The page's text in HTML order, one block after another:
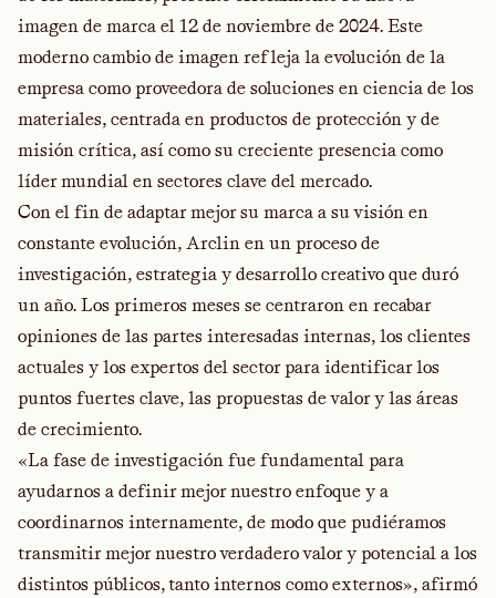
imagen de marca el 12 de noviembre de 2024. Este
moderno cambio de imagen refleja la evolución de la
empresa como proveedora de soluciones en ciencia de los
materiales, centrada en productos de protección y de
misión crítica, así como su creciente presencia como
líder mundial en sectores clave del mercado.
Con el fin de adaptar mejor su marca a su visión en
constante evolución, Arclin en un proceso de
investigación, estrategia y desarrollo creativo que duró
un año. Los primeros meses se centraron en recabar
opiniones de las partes interesadas internas, los clientes
actuales y los expertos del sector para identificar los
puntos fuertes clave, las propuestas de valor y las áreas
de crecimiento.
«La fase de investigación fue fundamental para
ayudarnos a definir mejor nuestro enfoque y a
coordinarnos internamente, de modo que pudiéramos
transmitir mejor nuestro verdadero valor y potencial a los
distintos públicos, tanto internos como externos», afirmó